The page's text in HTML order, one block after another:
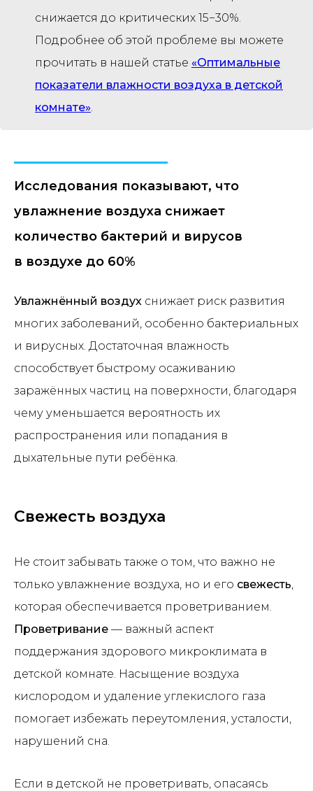
снижается до критических 15−30%.
Подробнее об этой проблеме вы можете
прочитать в нашей статье «Оптимальные
показатели влажности воздуха в детской
комнате»
Исследования показывают, что
увлажнение воздуха снижает
количество бактерий и вирусов
в воздухе до 60%
Увлажнённый воздух снижает риск развития
многих заболеваний, особенно бактериальных
и вирусных. Достаточная влажность
способствует быстрому осаживанию
заражённых частиц на поверхности, благодаря
чему уменьшается вероятность их
распространения или попадания в
дыхательные пути ребёнка.
Свежесть воздуха
Не стоит забывать также о том, что важно не
только увлажнение воздуха, но и его свежесть
которая обеспечивается проветриванием.
Проветривание — важный аспект
поддержания здорового микроклимата в
детской комнате. Насыщение воздуха
кислородом и удаление углекислого газа
помогает избежать переутомления, усталости,
нарушений сна.
Если в детской не проветривать, опасаясь